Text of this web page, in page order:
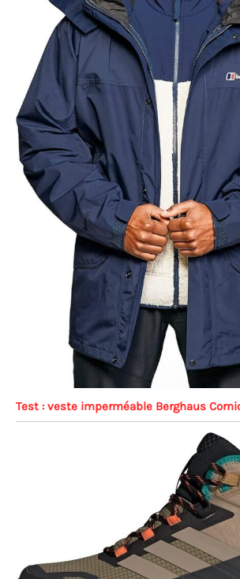
Test : veste imperméable Berghaus